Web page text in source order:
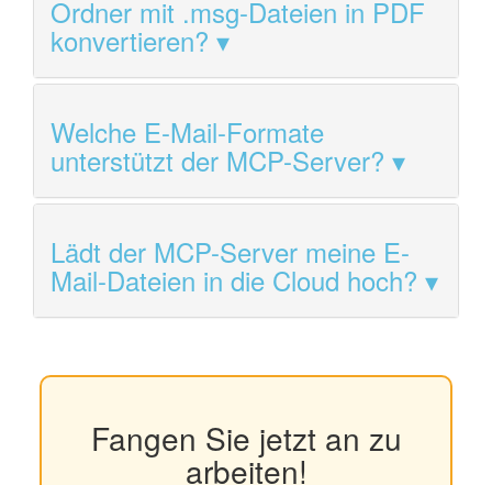
Ordner mit .msg-Dateien in PDF
konvertieren?
Welche E-Mail-Formate
unterstützt der MCP-Server?
Lädt der MCP-Server meine E-
Mail-Dateien in die Cloud hoch?
Fangen Sie jetzt an zu
arbeiten!